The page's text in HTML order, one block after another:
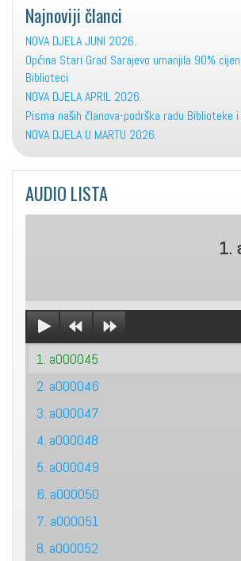
Najnoviji članci
NOVA DJELA JUNI 2026.
Općina Stari Grad Sarajevo umanjila 90%
Biblioteci
NOVA DJELA APRIL 2026.
Pisma naših članova-podrška radu Biblioteke
NOVA DJELA U MARTU 2026.
AUDIO LISTA
1.
1. a000045
2. a000046
3. a000047
4. a000048
5. a000049
6. a000050
7. a000051
8. a000052